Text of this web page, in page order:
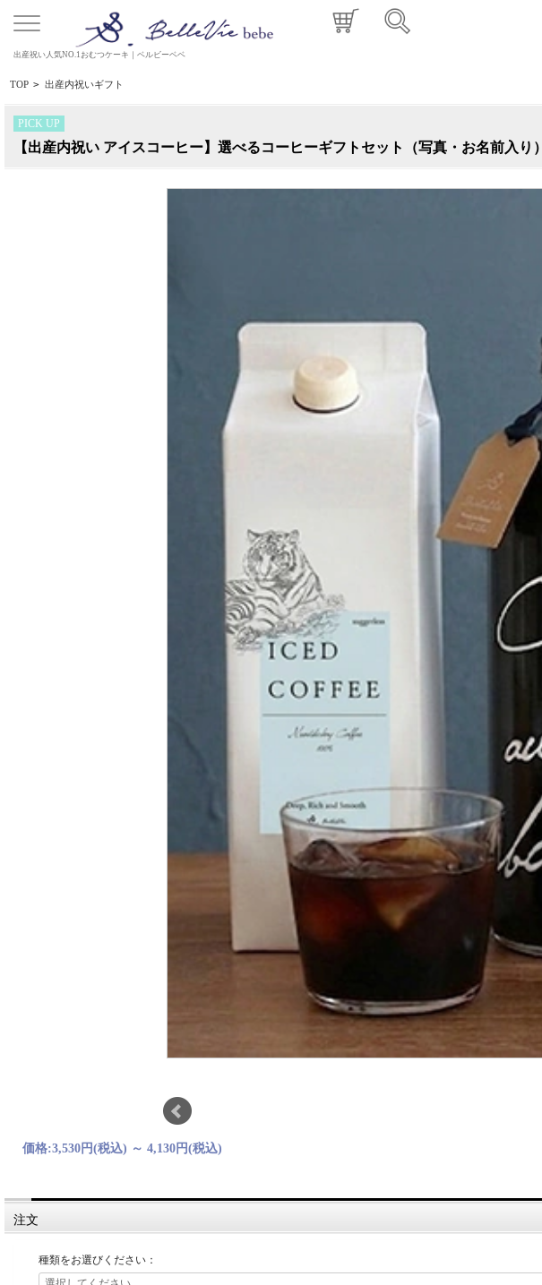
出産祝い人気NO.1おむつケーキ｜ベルビーベベ
TOP > 出産内祝いギフト
PICK UP
【出産内祝い アイスコーヒー】選べるコーヒーギフトセット（写真・お名前入り）
価格:3,530円(税込) ～ 4,130円(税込)
注文
種類をお選びください：